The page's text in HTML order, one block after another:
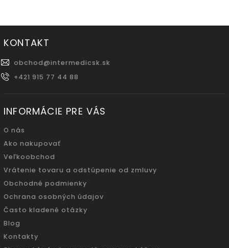
KONTAKT
obchod@intermedicsk.sk
+421 915 77 44 88
INFORMÁCIE PRE VÁS
O nás
Ako nakupovať
Veľkoobchod
Vrátenie tovaru a odstúpenie od zmluvy
Obchodné podmienky
Ochrana osobných údajov
Často kladené otázky
Blog
Kontakty